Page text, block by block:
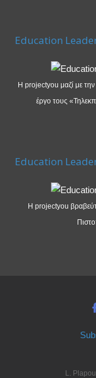
Education
Η projectyou μαζί με
έργο τους
Education
Η projectyou
L.